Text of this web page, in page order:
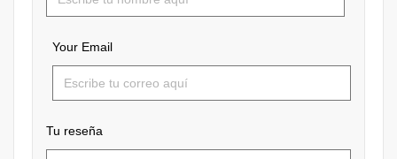
Your Email
Tu reseña